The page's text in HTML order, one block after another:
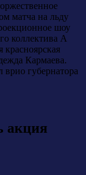
матча на льду
шоу
коллектива A
красноярская
Кармаева.
врио губернатора
акция